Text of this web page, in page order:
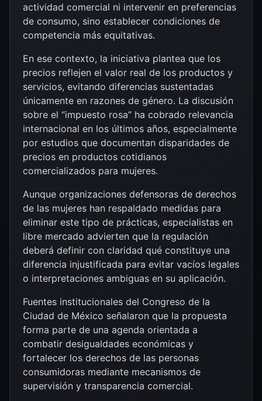
actividad comercial ni intervenir en preferencias
de consumo, sino establecer condiciones de
competencia más equitativas.
En ese contexto, la iniciativa plantea que los
precios reflejen el valor real de los productos y
servicios, evitando diferencias sustentadas
únicamente en razones de género. La discusión
sobre el “impuesto rosa” ha cobrado relevancia
internacional en los últimos años, especialmente
por estudios que documentan disparidades de
precios en productos cotidianos
comercializados para mujeres.
Aunque organizaciones defensoras de derechos
de las mujeres han respaldado medidas para
eliminar este tipo de prácticas, especialistas en
libre mercado advierten que la regulación
deberá definir con claridad qué constituye una
diferencia injustificada para evitar vacíos legales
o interpretaciones ambiguas en su aplicación.
Fuentes institucionales del Congreso de la
Ciudad de México señalaron que la propuesta
forma parte de una agenda orientada a
combatir desigualdades económicas y
fortalecer los derechos de las personas
consumidoras mediante mecanismos de
supervisión y transparencia comercial.